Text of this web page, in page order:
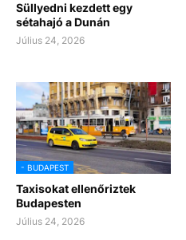
Süllyedni kezdett egy
sétahajó a Dunán
Július 24, 2026
- BUDAPEST
Taxisokat ellenőriztek
Budapesten
Július 24, 2026